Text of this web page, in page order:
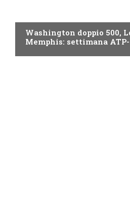
Washington doppio 500,
Memphis: settimana